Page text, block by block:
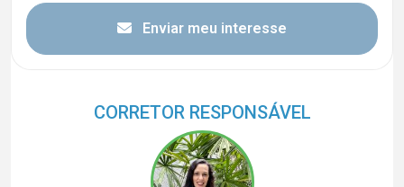
Enviar meu interesse
CORRETOR RESPONSÁVEL